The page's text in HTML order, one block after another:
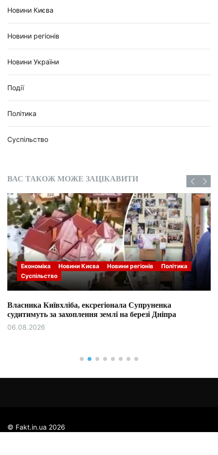
Новини Києва
Новини регіонів
Новини України
Події
Політика
Суспільство
ВАС ТАКОЖ МОЖЕ ЗАЦІКАВИТИ
Економіка Новини Києва Новини регіонів
Політика
Суспільство
Власника Київхліба, ексрегіонала Супруненка
судитимуть за захоплення землі на березі Дніпра
06.08.2026
© Fakt.in.ua 2026